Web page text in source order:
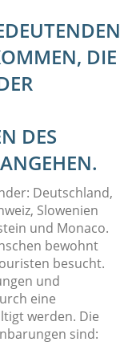
DIE
DES
Deutschland,
Slowenien
und Monaco.
bewohnt
besucht.
und
eine
werden. Die
sind: